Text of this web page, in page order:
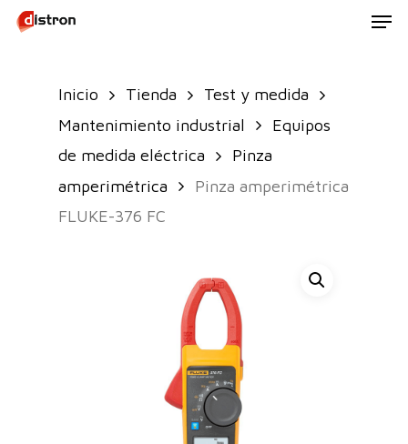
Skip
Inicio Tienda
Test y medida
Mantenimiento industrial
Equipos
de medida eléctrica
Pinza
amperimétrica
Pinza amperimétrica
FLUKE-376 FC